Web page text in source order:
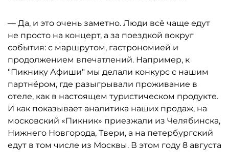
— Да, и это очень заметно. Люди всё чаще едут
не просто на концерт, а за поездкой вокруг
события: с маршрутом, гастрономией и
продолжением впечатлений. Например, к
"Пикнику Афиши" мы делали конкурс с нашим
партнёром, где разыгрывали проживание в
отеле, как в настоящем туристическом продукте.
И как показывает аналитика наших продаж, на
московский «Пикник» приезжали из Челябинска,
Нижнего Новгорода, Твери, а на петербургский
едут в том числе из Москвы. В этом году 8 августа